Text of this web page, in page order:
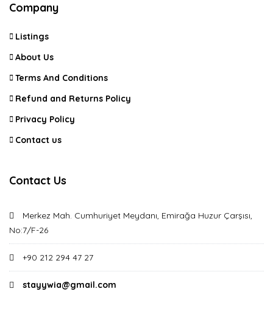
Company
Listings
About Us
Terms And Conditions
Refund and Returns Policy
Privacy Policy
Contact us
Contact Us
Merkez Mah. Cumhuriyet Meydanı, Emirağa Huzur Çarşısı,
No:7/F-26
+90 212 294 47 27
stayywia@gmail.com